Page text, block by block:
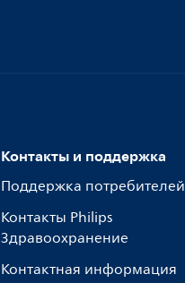
Контакты и поддержка
Поддержка потребителей
Контакты Philips
Здравоохранение
Контактная информация